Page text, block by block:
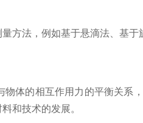
法，例如基于悬滴法、基于
的相互作用力的平衡关系
和技术的发展。